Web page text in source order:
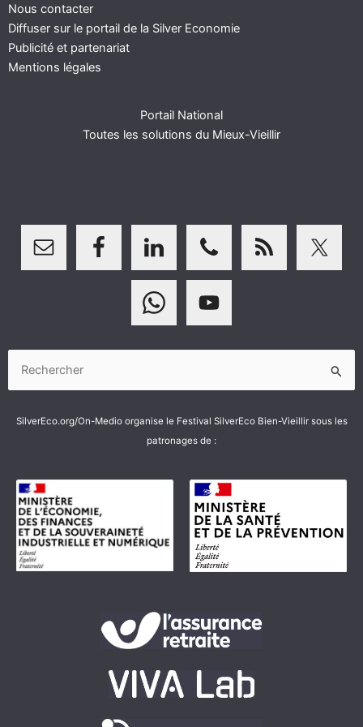
Nous contacter
Diffuser sur le portail de la Silver Economie
Publicité et partenariat
Mentions légales
Portail National
Toutes les solutions du Mieux-Vieillir
SilverEco.org/On-Medio organise le Festival SilverEco Bien-Vieillir sous les
patronages de :